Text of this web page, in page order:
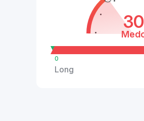
30
0
Long